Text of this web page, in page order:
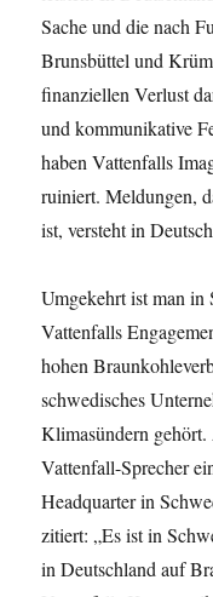
Sache und die nach
Brunsbüttel und
finanziellen Verlust
und kommunikative
haben Vattenfalls
ruiniert. Meldungen,
ist, versteht in
Umgekehrt ist man in
Vattenfalls
hohen
schwedisches
Klimasündern
Vattenfall-Sprecher
Headquarter in
zitiert: „Es ist in
in Deutschland auf